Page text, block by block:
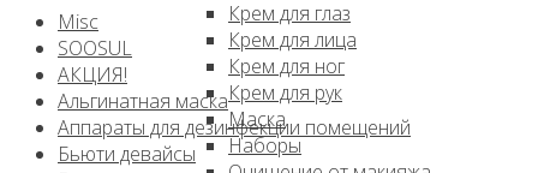
Крем для глаз
Крем для лица
Крем для ног
Крем для рук
Маска
Наборы
Misc
SOOSUL
АКЦИЯ!
Альгинатная маска
Аппараты для дезинфекции помещений
Бьюти девайсы